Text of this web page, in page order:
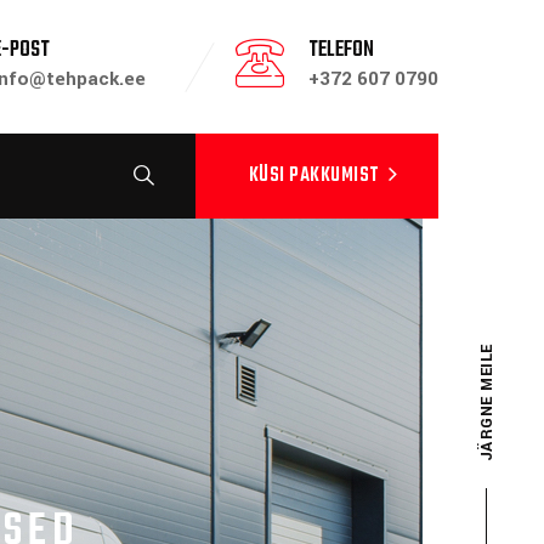
POST TELEFON
+372 607 0790
KÜSI PAKKUMIST